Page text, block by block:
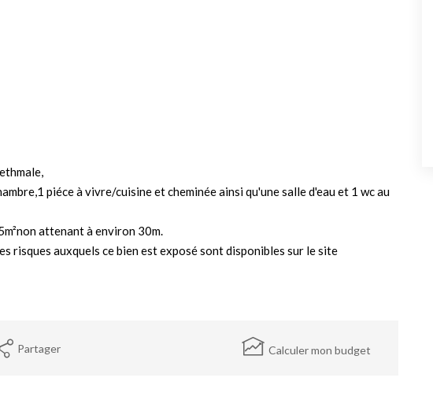
piéce à vivre/cuisine et cheminée ainsi qu'une salle d'eau et 1 wc au
attenant à environ 30m.
risques auxquels ce bien est exposé sont disponibles sur le site
Partager Calculer mon budget